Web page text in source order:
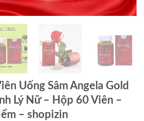
Uống Sâm Angela Gold
Lý Nữ – Hộp 60 Viên –
– shopizin